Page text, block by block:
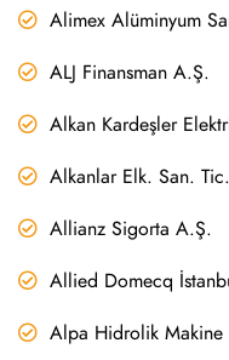
Alimex Alüminyum
ALJ Finansman A.Ş.
Alkan Kardeşler
Alkanlar Elk. San.
Allianz Sigorta A.Ş.
Allied Domecq
Alpa Hidrolik Makine